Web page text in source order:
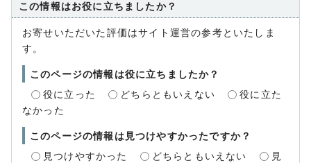
この情報はお役に立ちましたか？
お寄せいただいた評価はサイト運営の参考といたしま
す。
このページの情報は役に立ちましたか？
役に立った
どちらともいえない
役に立た
なかった
このページの情報は見つけやすかったですか？
見つけやすかった
どちらともいえない
見